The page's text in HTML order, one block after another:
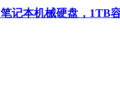
笔记本机械硬盘，1TB